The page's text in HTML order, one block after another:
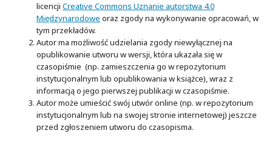
licencji Creative Commons Uznanie autorstwa 4.0
Międzynarodowe oraz zgody na wykonywanie opracowań, w
tym przekładów.
Autor ma możliwość udzielania zgody niewyłącznej na
opublikowanie utworu w wersji, która ukazała się w
czasopiśmie (np. zamieszczenia go w repozytorium
instytucjonalnym lub opublikowania w książce), wraz z
informacją o jego pierwszej publikacji w czasopiśmie.
Autor może umieścić swój utwór online (np. w repozytorium
instytucjonalnym lub na swojej stronie internetowej) jeszcze
przed zgłoszeniem utworu do czasopisma.